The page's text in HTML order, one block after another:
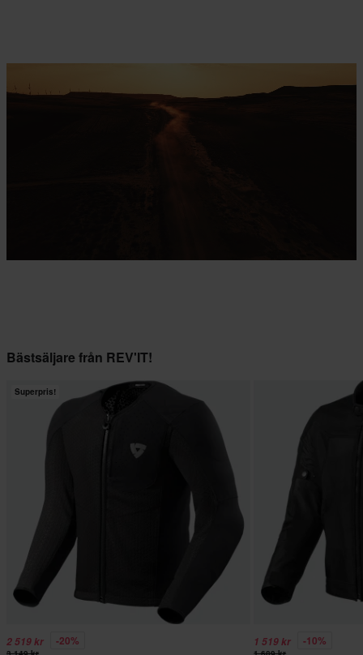
Bästsäljare från REV'IT!
Superpris!
2 519 kr -20% 1 519 kr -10%